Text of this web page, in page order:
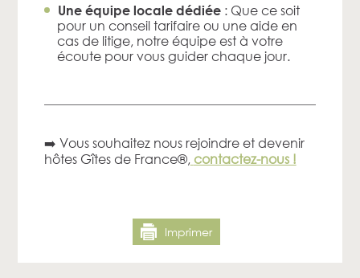
Une équipe locale dédiée : Que ce soit
pour un conseil tarifaire ou une aide en
cas de litige, notre équipe est à votre
écoute pour vous guider chaque jour.
➡️ Vous souhaitez nous rejoindre et devenir
hôtes Gîtes de France®, contactez-nous !
Imprimer